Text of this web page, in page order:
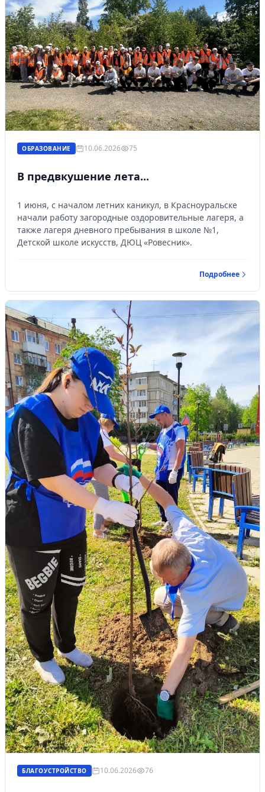
Управляйте объявлениями, отслеживайте
публикации и получайте сообщения
Войти или зарегистрироваться
ОБРАЗОВАНИЕ 10.06.2026 75
В предвкушение лета...
1 июня, с началом летних каникул, в Красноуральске
начали работу загородные оздоровительные лагеря, а
также лагеря дневного пребывания в школе №1,
Детской школе искусств, ДЮЦ «Ровесник».
Подробнее
БЛАГОУСТРОЙСТВО 10.06.2026 76